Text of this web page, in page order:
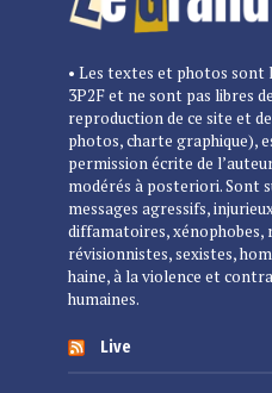
• Les textes et photos sont
3P2F et ne sont pas libres
reproduction de ce site et
photos, charte graphique),
permission écrite de
modérés à posteriori. Sont
messages agressifs,
diffamatoires, xénophobes,
révisionnistes, sexistes,
haine, à la violence et
humaines.
Live